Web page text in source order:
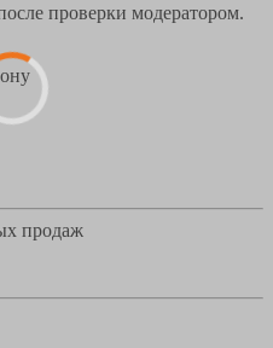
проверки модератором.
продаж